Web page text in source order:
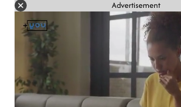
Advertisement